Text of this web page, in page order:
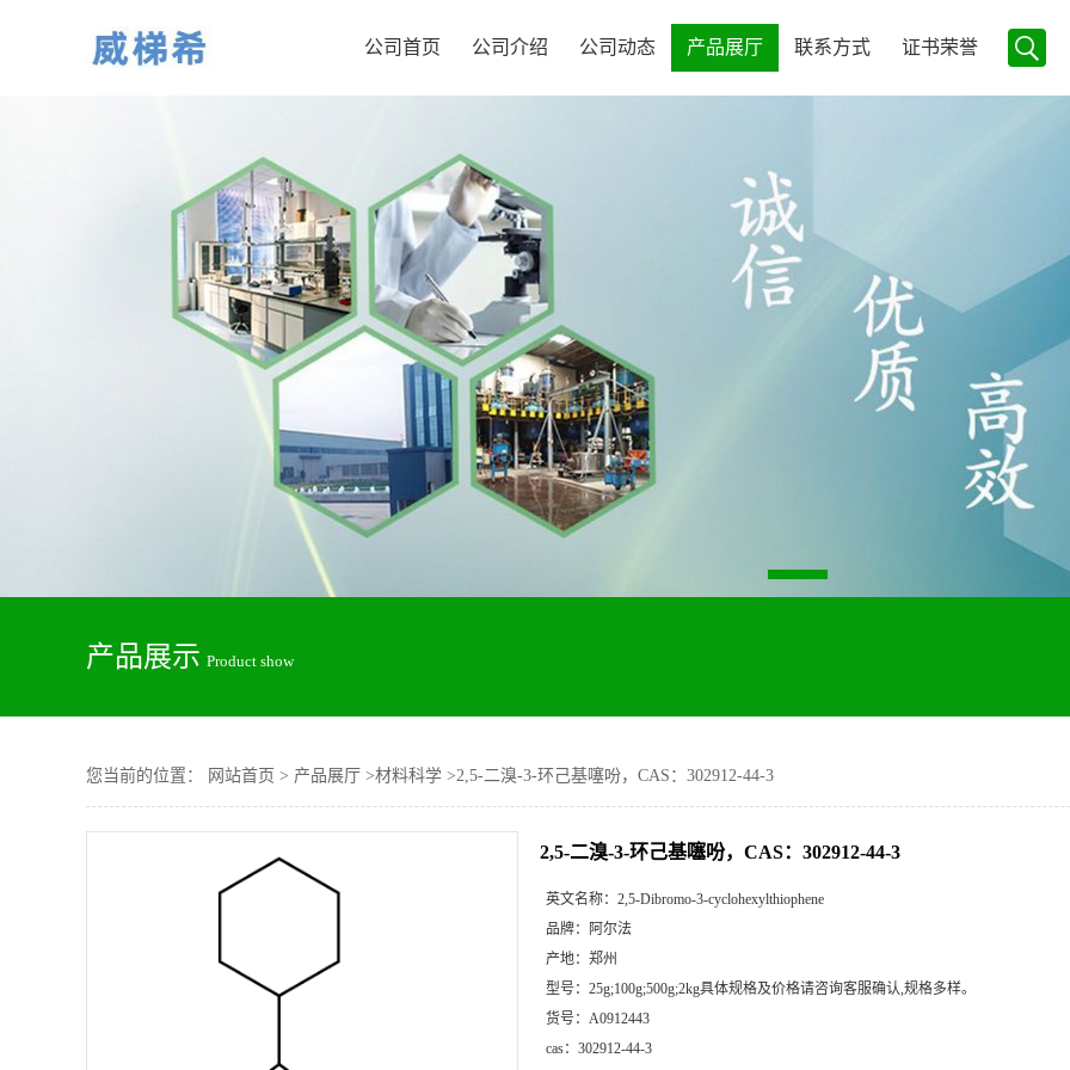
公司首页 公司介绍 公司动态 产品展厅 联系方式 证书荣誉
产品展示 Product show
您当前的位置： 网站首页 > 产品展厅 >材料科学 >2,5-二溴-3-环己基噻吩，CAS：302912-44-3
2,5-二溴-3-环己基噻吩，CAS：302912-44-3
英文名称： 2,5-Dibromo-3-cyclohexylthiophene
品牌：
阿尔法
产地： 郑州
型号： 25g;100g;500g;2kg具体规格及价格请咨询客服确认,规格多样。
货号： A0912443
cas： 302912-44-3